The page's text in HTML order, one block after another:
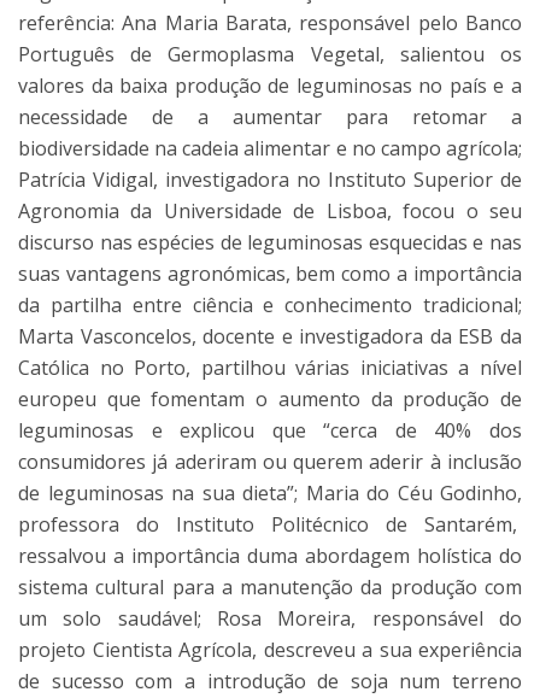
referência: Ana Maria Barata, responsável pelo Banco
Português de Germoplasma Vegetal, salientou os
valores da baixa produção de leguminosas no país e a
necessidade de a aumentar para retomar a
biodiversidade na cadeia alimentar e no campo agrícola;
Patrícia Vidigal, investigadora no Instituto Superior de
Agronomia da Universidade de Lisboa, focou o seu
discurso nas espécies de leguminosas esquecidas e nas
suas vantagens agronómicas, bem como a importância
da partilha entre ciência e conhecimento tradicional;
Marta Vasconcelos, docente e investigadora da ESB da
Católica no Porto, partilhou várias iniciativas a nível
europeu que fomentam o aumento da produção de
leguminosas e explicou que “cerca de 40% dos
consumidores já aderiram ou querem aderir à inclusão
de leguminosas na sua dieta”; Maria do Céu Godinho,
professora do Instituto Politécnico de Santarém,
ressalvou a importância duma abordagem holística do
sistema cultural para a manutenção da produção com
um solo saudável; Rosa Moreira, responsável do
projeto Cientista Agrícola, descreveu a sua experiência
de sucesso com a introdução de soja num terreno